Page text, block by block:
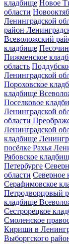
кладбище Новое
области
Ленинградской
район
Всеволожский
кладбище
Пижменское
область
Ленинградской
Пороховское
кладбище
Поселковое
Ленинградской
области
Ленинградской
кладбище
посёлке Рахья
Рябовское
Петербурге
области Северное
Серафимовское
Петродворцовый
кладбище
Сестрорецкое
Смоленское
Кириши в
Выборгского